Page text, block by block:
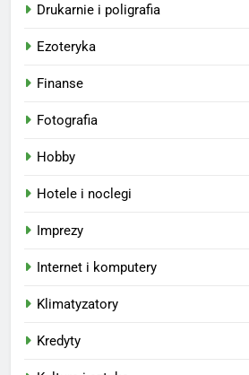
Drukarnie i poligrafia
Ezoteryka
Finanse
Fotografia
Hobby
Hotele i noclegi
Imprezy
Internet i komputery
Klimatyzatory
Kredyty